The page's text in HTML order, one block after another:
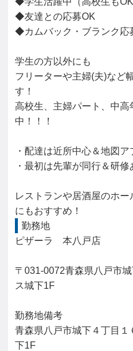
◆友達との応募OK
◆カムバック・ブランク応
学生の方以外にも
フリーターや主婦(夫)など
す！
高校生、主婦パート、中高
中！！！
・配達は近所中心＆地図ア
・最初は先輩が同行＆研修
レストランや居酒屋のホ
にもおすすめ！
勤務地
ピザーラ　本八戸店
〒031-0072青森県八戸市
ス城下1F
勤務地備考
青森県八戸市城下４丁目
下1F